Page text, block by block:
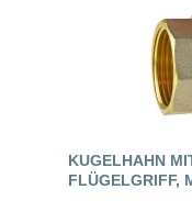
KUGELHAHN
FLÜGELGRIFF,